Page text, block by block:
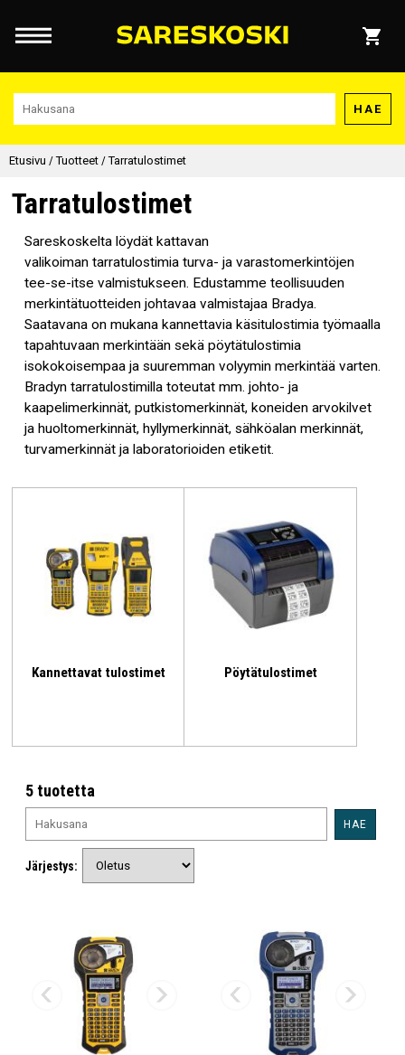
HAE
Etusivu /Tuotteet /Tarratulostimet
Tarratulostimet
Sareskoskelta löydät kattavan
valikoiman tarratulostimia turva- ja varastomerkintöjen
tee-se-itse valmistukseen. Edustamme teollisuuden
merkintätuotteiden johtavaa valmistajaa Bradya.
Saatavana on mukana kannettavia käsitulostimia työmaalla
tapahtuvaan merkintään sekä pöytätulostimia
isokokoisempaa ja suuremman volyymin merkintää varten.
Bradyn tarratulostimilla toteutat mm. johto- ja
kaapelimerkinnät, putkistomerkinnät, koneiden arvokilvet
ja huoltomerkinnät, hyllymerkinnät, sähköalan merkinnät,
turvamerkinnät ja laboratorioiden etiketit.
Kannettavat tulostimet Pöytätulostimet
5 tuotetta
HAE
Järjestys: